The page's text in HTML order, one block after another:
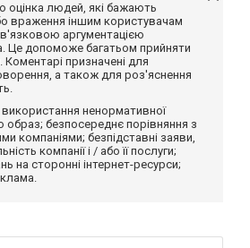
оцінка людей, які бажають
враження іншим користувачам
аргументацією
Це допоможе багатьом прийняти
призначені для
а також для роз'яснення
використання ненормативної
образ; безпосереднє порівняння з
компаніями; безпідставні заяви,
компанії і / або її послуги;
на сторонні інтернет-ресурси;